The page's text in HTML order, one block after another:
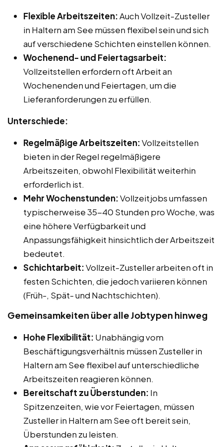
Flexible Arbeitszeiten:Auch Vollzeit-Zusteller
in Haltern am See müssen flexibel sein und sich
auf verschiedene Schichten einstellen können.
Wochenend- und Feiertagsarbeit:
Vollzeitstellen erfordern oft Arbeit an
Wochenenden und Feiertagen, um die
Lieferanforderungen zu erfüllen.
Unterschiede:
Regelmäßige Arbeitszeiten:Vollzeitstellen
bieten in der Regel regelmäßigere
Arbeitszeiten, obwohl Flexibilität weiterhin
erforderlich ist.
Mehr Wochenstunden:Vollzeitjobs umfassen
typischerweise 35-40 Stunden pro Woche, was
eine höhere Verfügbarkeit und
Anpassungsfähigkeit hinsichtlich der Arbeitszeit
bedeutet.
Schichtarbeit:Vollzeit-Zusteller arbeiten oft in
festen Schichten, die jedoch variieren können
(Früh-, Spät- und Nachtschichten).
Gemeinsamkeiten über alle Jobtypen hinweg
Hohe Flexibilität: Unabhängig vom
Beschäftigungsverhältnis müssen Zusteller in
Haltern am See flexibel auf unterschiedliche
Arbeitszeiten reagieren können.
Bereitschaft zu Überstunden: In
Spitzenzeiten, wie vor Feiertagen, müssen
Zusteller in Haltern am See oft bereit sein,
Überstunden zu leisten.